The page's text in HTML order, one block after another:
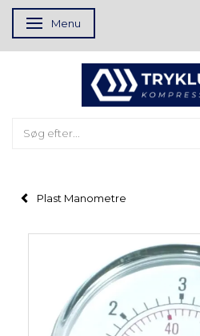
Skifte navigation
Menu
Plast Manometre